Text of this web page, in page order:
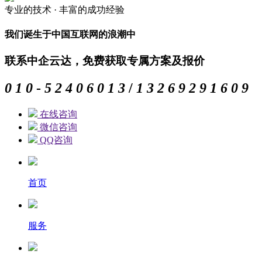
专业的技术 · 丰富的成功经验
我们诞生于中国互联网的浪潮中
联系中企云达，免费获取专属方案及报价
0 1 0 - 5 2 4 0 6 0 1 3 / 1 3 2 6 9 2 9 1 6 0 9
在线咨询
微信咨询
QQ咨询
首页
服务